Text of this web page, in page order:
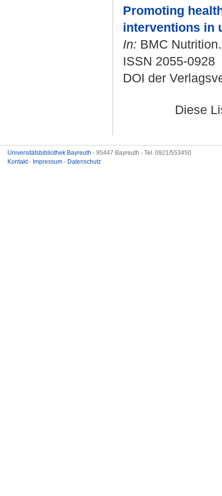
Promoting
interventions in
In: BMC
ISSN 2055-0928
DOI der
Diese
Universitätsbibliothek Bayreuth - 95447 Bayreuth - Tel. 0921/553450
Kontakt- Impressum - Datenschutz